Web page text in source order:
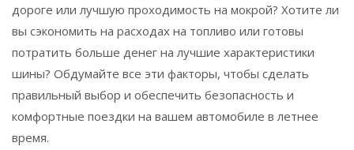
дороге или лучшую проходимость на мокрой? Хотите ли
вы сэкономить на расходах на топливо или готовы
потратить больше денег на лучшие характеристики
шины? Обдумайте все эти факторы, чтобы сделать
правильный выбор и обеспечить безопасность и
комфортные поездки на вашем автомобиле в летнее
время.